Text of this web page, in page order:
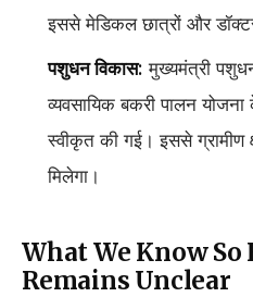
इससे मेडिकल छात्रों और
पशुधन विकास: मुख्यमंत्री
व्यवसायिक बकरी पालन
स्वीकृत की गई। इससे ग्रामीण
मिलेगा।
What We Know
Remains Unclear